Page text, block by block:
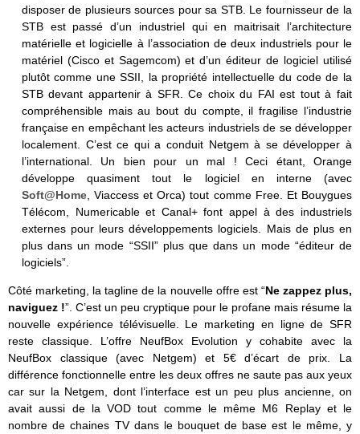
disposer de plusieurs sources pour sa STB. Le fournisseur de la
STB est passé d’un industriel qui en maitrisait l’architecture
matérielle et logicielle à l’association de deux industriels pour le
matériel (Cisco et Sagemcom) et d’un éditeur de logiciel utilisé
plutôt comme une SSII, la propriété intellectuelle du code de la
STB devant appartenir à SFR. Ce choix du FAI est tout à fait
compréhensible mais au bout du compte, il fragilise l’industrie
française en empêchant les acteurs industriels de se développer
localement. C’est ce qui a conduit Netgem à se développer à
l’international. Un bien pour un mal ! Ceci étant, Orange
développe quasiment tout le logiciel en interne (avec
Soft@Home, Viaccess et Orca) tout comme Free. Et Bouygues
Télécom, Numericable et Canal+ font appel à des industriels
externes pour leurs développements logiciels. Mais de plus en
plus dans un mode “SSII” plus que dans un mode “éditeur de
logiciels”.
Côté marketing, la tagline de la nouvelle offre est “Ne zappez plus,
naviguez !”. C’est un peu cryptique pour le profane mais résume la
nouvelle expérience télévisuelle. Le marketing en ligne de SFR
reste classique. L’offre NeufBox Evolution y cohabite avec la
NeufBox classique (avec Netgem) et 5€ d’écart de prix. La
différence fonctionnelle entre les deux offres ne saute pas aux yeux
car sur la Netgem, dont l’interface est un peu plus ancienne, on
avait aussi de la VOD tout comme le même M6 Replay et le
nombre de chaines TV dans le bouquet de base est le même, y